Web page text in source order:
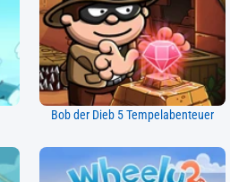
Bob der Dieb 5 Tempelabenteuer